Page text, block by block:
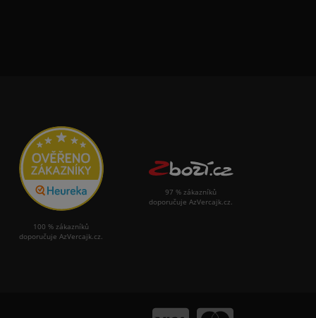
100 % zákazníků
doporučuje AzVercajk.cz.
97 % zákazníků
doporučuje AzVercajk.cz.